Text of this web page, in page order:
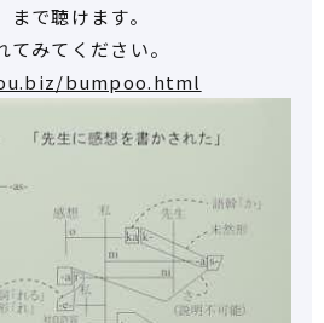
で聴けます。
みてください。
bumpoo.html